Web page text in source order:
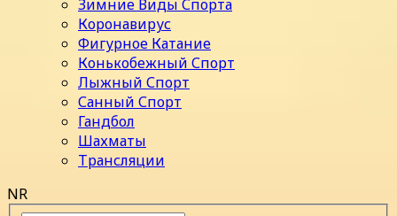
Зимние Виды Спорта
Коронавирус
Фигурное Катание
Конькобежный Спорт
Лыжный Спорт
Санный Спорт
Гандбол
Шахматы
Трансляции
NR